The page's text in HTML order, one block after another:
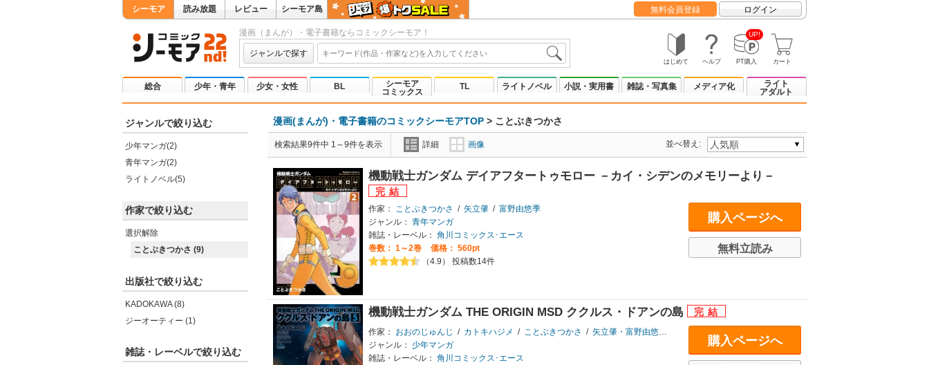
シーモア 読み放題 レビュー シーモア島 無料会員登録 ログイン
漫画（まんが）・電子書籍ならコミックシーモア！
ジャンルで探す
はじめて ヘルプ
UP!
PT購入 カート
総合 少年・青年 少女・女性 BL
シーモア
コミックス
TL ライトノベル 小説・実用書 雑誌・写真集 メディア化
ライト
アダルト
ジャンルで絞り込む
少年マンガ(2)
青年マンガ(2)
ライトノベル(5)
作家で絞り込む
選択解除
ことぶきつかさ (9)
出版社で絞り込む
KADOKAWA (8)
ジーオーティー (1)
雑誌・レーベルで絞り込む
漫画(まんが)・電子書籍のコミックシーモアTOP > ことぶきつかさ
検索結果9件中 1～9件を表示 詳細 画像 並べ替え:
機動戦士ガンダム デイアフタートゥモロー －カイ・シデンのメモリーより－
作家： ことぶきつかさ / 矢立肇 / 富野由悠季
ジャンル： 青年マンガ
雑誌・レーベル： 角川コミックス･エース
巻数： 1～2巻
価格： 560pt
（4.9） 投稿数14件
購入ページへ
無料立読み
機動戦士ガンダム THE ORIGIN MSD ククルス・ドアンの島
作家： おおのじゅんじ / カトキハジメ / ことぶきつかさ / 矢立肇・富野由悠季
ジャンル：
少年マンガ
雑誌・レーベル： 角川コミックス･エース
購入ページへ